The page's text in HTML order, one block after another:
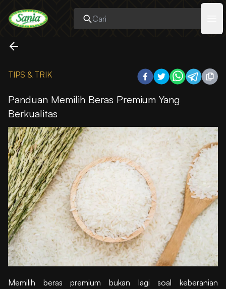
Sania
TIPS & TRIK
Panduan Memilih Beras Premium Yang
Berkualitas
Memilih beras premium bukan lagi soal keberanian